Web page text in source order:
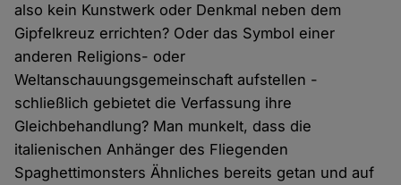
also kein Kunstwerk oder Denkmal neben dem
Gipfelkreuz errichten? Oder das Symbol einer
anderen Religions- oder
Weltanschauungsgemeinschaft aufstellen -
schließlich gebietet die Verfassung ihre
Gleichbehandlung? Man munkelt, dass die
italienischen Anhänger des Fliegenden
Spaghettimonsters Ähnliches bereits getan und auf